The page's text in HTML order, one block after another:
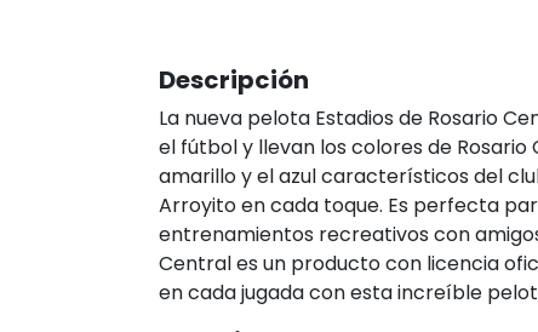
Descripción
La nueva pelota Estadios de Rosario
el fútbol y llevan los colores de
amarillo y el azul característicos del
Arroyito en cada toque. Es perfecta
entrenamientos recreativos con
Central es un producto con licencia
en cada jugada con esta increíble